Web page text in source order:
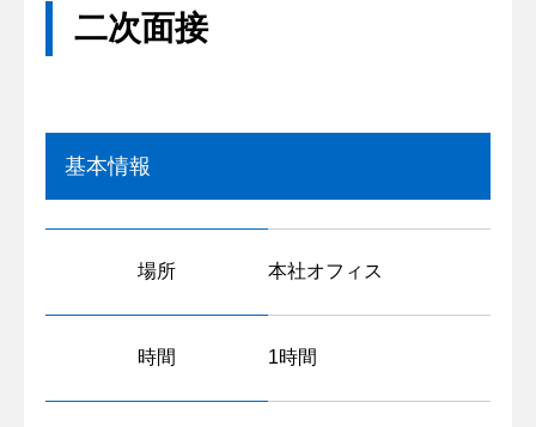
二次面接
基本情報
場所 本社オフィス
時間 1時間